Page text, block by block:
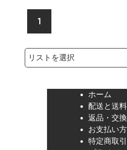
1
検索リストの選択
ホーム
配送と送
返品・交
お支払い
特定商取